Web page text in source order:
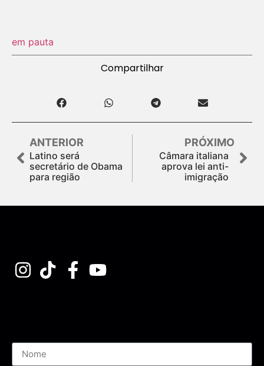
em pauta
Compartilhar
ANTERIOR
Latino será
secretário de Obama
para região
PRÓXIMO
Câmara italiana
aprova lei anti-
imigração